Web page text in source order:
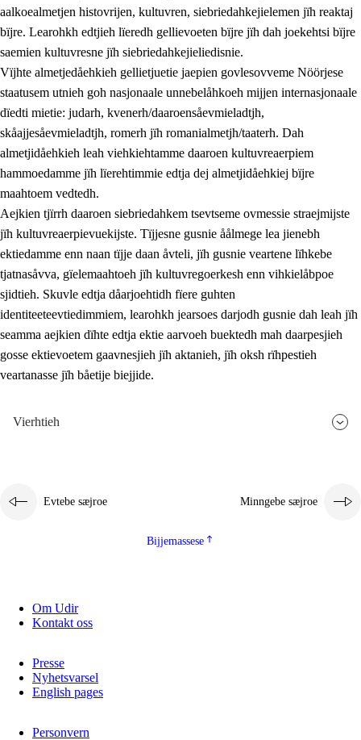
aalkoealmetjen histovrijen, kultuvren, siebriedahkejielemen jïh reaktaj
bïjre. Learohkh edtjieh lïeredh gellievoeten bïjre jïh dah joekehtsi bïjre
saemien kultuvresne jïh siebriedahkejieliedisnie.
Vïjhte almetjedåehkieh gellietjuetie jaepien govlesovveme Nöörjese
staatusem utnieh goh nasjonaale unnebelåhkoeh mijjen internasjonaale
dïedti mietie: judarh, kvenerh/daaroensåevmieladtjh,
skåajjesåevmieladtjh, romerh jïh romanialmetjh/taaterh. Dah
almetjidåehkieh leah viehkiehtamme daaroen kultuvreaerpiem
hammoedamme jïh lïerehtimmie edtja dej almetjidåehkiej bïjre
maahtoem vedtedh.
Aejkien tjïrrh daaroen siebriedahkem tsevtseme ovmessie straejmijste
jïh kultuvreaerpievuekijste. Tïjjesne gusnie åålmege lea jienebh
ektiedamme enn naan tïjje daan åvteli, jïh gusnie veartene lïhkebe
tjatnasåvva, gïelemaahtoeh jïh kultuvregoerkesh enn vihkielåbpoe
sjidtieh. Skuvle edtja dåarjoehtidh fïere guhten
identiteeteevtiedimmiem, learohkh jearsoes darjodh gusnie dah leah jïh
seamma aejkien dïhte edtja ektie aarvoeh buektedh mah daarpesjieh
gosse ektievoetem gaavnesjieh jïh aktanieh, jïh oksh rïhpestieh
veartanasse jïh båetije biejjide.
Vierhtieh
Evtebe sæjroe Minngebe sæjroe
Bijjemassese
Om Udir
Kontakt oss
Presse
Nyhetsvarsel
English pages
Personvern